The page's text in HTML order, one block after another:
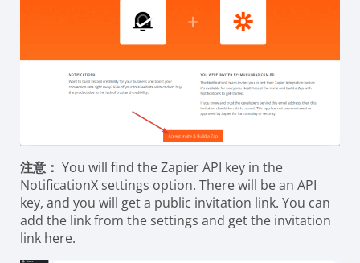
注意： You will find the Zapier API key in the
NotificationX settings option. There will be an API
key, and you will get a public invitation link. You can
add the link from the settings and get the invitation
link here.